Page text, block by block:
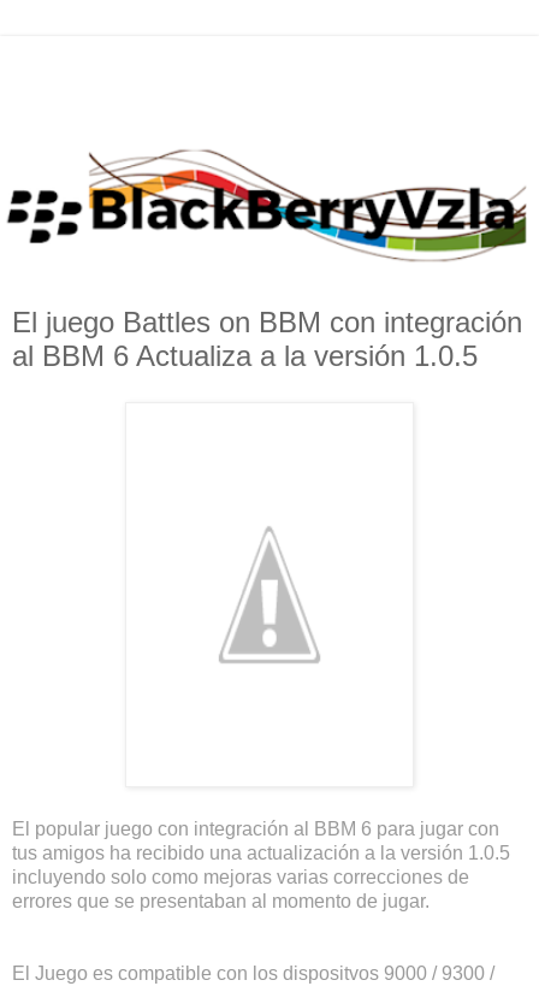
El juego Battles on BBM con integración
al BBM 6 Actualiza a la versión 1.0.5
El popular juego con integración al BBM 6 para jugar con
tus amigos ha recibido una actualización a la versión 1.0.5
incluyendo solo como mejoras varias correcciones de
errores que se presentaban al momento de jugar.
El Juego es compatible con los dispositvos 9000 / 9300 /